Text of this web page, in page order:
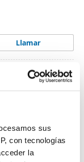
sus
con tecnologías
la
Llamar